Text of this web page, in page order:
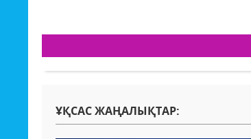
ҰҚСАС ЖАҢАЛЫҚТАР: